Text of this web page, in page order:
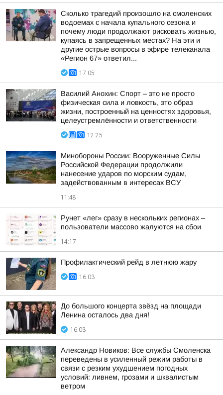
Сколько трагедий произошло на смоленских
водоемах с начала купального сезона и
почему люди продолжают рисковать жизнью,
купаясь в запрещенных местах? На эти и
другие острые вопросы в эфире телеканала
«Регион 67» ответил...
17:05
Василий Анохин: Спорт – это не просто
физическая сила и ловкость, это образ
жизни, построенный на ценностях здоровья,
целеустремлённости и ответственности
12:25
Минобороны России: Вооруженные Силы
Российской Федерации продолжили
нанесение ударов по морским судам,
задействованным в интересах ВСУ
11:48
Рунет «лег» сразу в нескольких регионах –
пользователи массово жалуются на сбои
14:17
Профилактический рейд в летнюю жару
16:03
До большого концерта звёзд на площади
Ленина осталось два дня!
16:03
Александр Новиков: Все службы Смоленска
переведены в усиленный режим работы в
связи с резким ухудшением погодных
условий: ливнем, грозами и шквалистым
ветром